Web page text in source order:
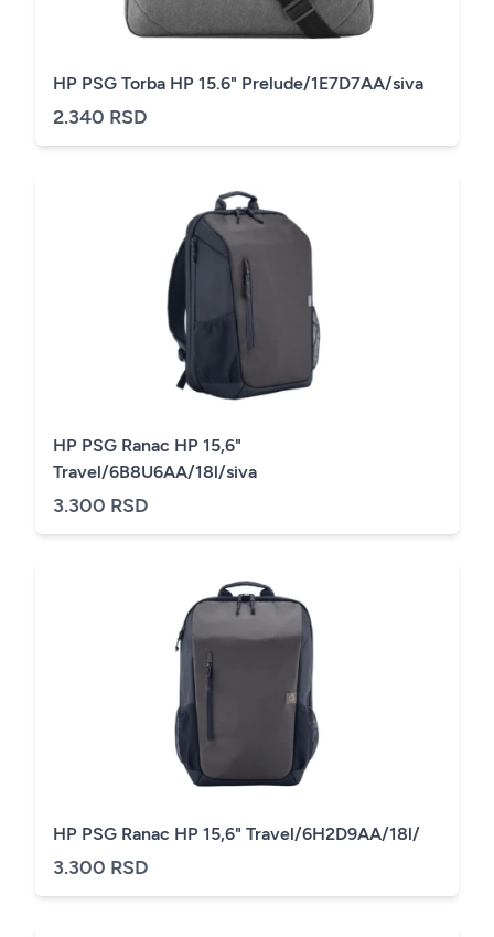
HP PSG Torba HP 15.6" Prelude/1E7D7AA/siva
2.340 RSD
HP PSG Ranac HP 15,6"
Travel/6B8U6AA/18l/siva
3.300 RSD
HP PSG Ranac HP 15,6" Travel/6H2D9AA/18l/
3.300 RSD